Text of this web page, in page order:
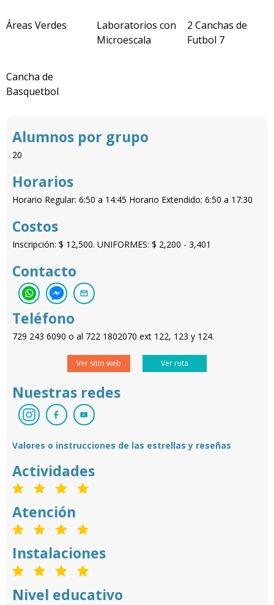
Áreas Verdes
Laboratorios con
Microescala
2 Canchas de
Futbol 7
Cancha de
Basquetbol
Alumnos por grupo
20
Horarios
Horario Regular: 6:50 a 14:45 Horario Extendido: 6:50 a 17:30
Costos
Inscripción: $ 12,500. UNIFORMES: $ 2,200 - 3,401
Contacto
Teléfono
729 243 6090 o al 722 1802070 ext 122, 123 y 124.
Ver sitio web Ver ruta
Nuestras redes
Valores o instrucciones de las estrellas y reseñas
Actividades
Atención
Instalaciones
Nivel educativo